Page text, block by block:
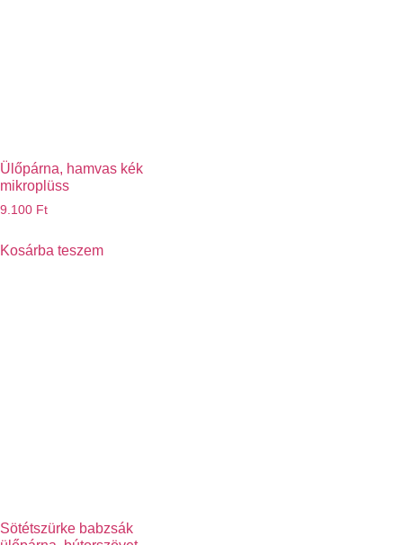
Ülőpárna, hamvas kék
mikroplüss
9.100 Ft
Kosárba teszem
Sötétszürke babzsák